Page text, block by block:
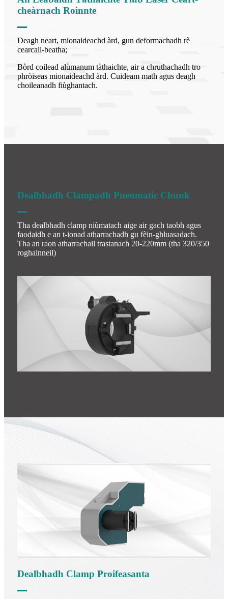
cheàrnach Roinnte
Deagh neart, mionaideachd àrd, gun deformachadh rè
cearcall-beatha;
Bòrd coilead alùmanum tàthaichte, air a chruthachadh tro
phròiseas mionaideachd àrd. Cuideam math agus deagh
choileanadh fiùghantach.
Dealbhadh Clampadh Pneumatic Chunk
Tha dealbhadh clamp niùmatach aige air gach taobh agus
faodaidh e an t-ionad atharrachadh gu fèin-ghluasadach.
Tha an raon atharrachail trastanach 20-220mm (tha 320/350
roghainneil)
Dealbhadh Clamp Proifeasanta